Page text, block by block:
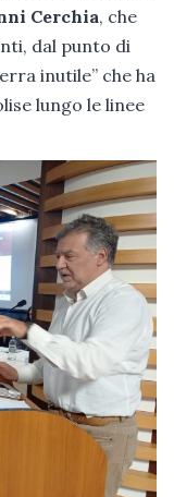
Cerchia, che
dal punto di
inutile” che ha
lungo le linee